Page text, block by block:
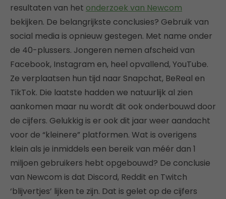
resultaten van het onderzoek van Newcom
bekijken. De belangrijkste conclusies? Gebruik van
social media is opnieuw gestegen. Met name onder
de 40-plussers. Jongeren nemen afscheid van
Facebook, Instagram en, heel opvallend, YouTube.
Ze verplaatsen hun tijd naar Snapchat, BeReal en
TikTok. Die laatste hadden we natuurlijk al zien
aankomen maar nu wordt dit ook onderbouwd door
de cijfers. Gelukkig is er ook dit jaar weer aandacht
voor de “kleinere” platformen. Wat is overigens
klein als je inmiddels een bereik van méér dan 1
miljoen gebruikers hebt opgebouwd? De conclusie
van Newcom is dat Discord, Reddit en Twitch
‘blijvertjes’ lijken te zijn. Dat is gelet op de cijfers